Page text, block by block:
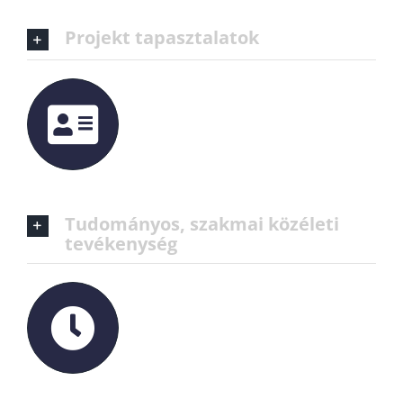
Projekt tapasztalatok
Tudományos, szakmai közéleti
tevékenység